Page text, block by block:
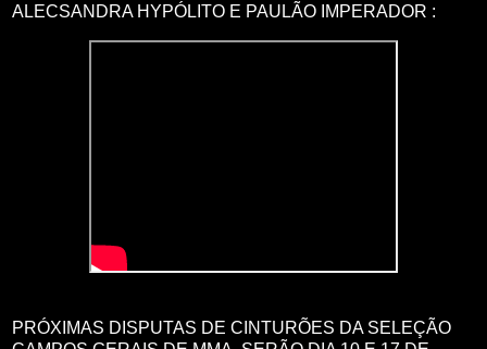
ALECSANDRA HYPÓLITO E PAULÃO IMPERADOR :
PRÓXIMAS DISPUTAS DE CINTURÕES DA SELEÇÃO